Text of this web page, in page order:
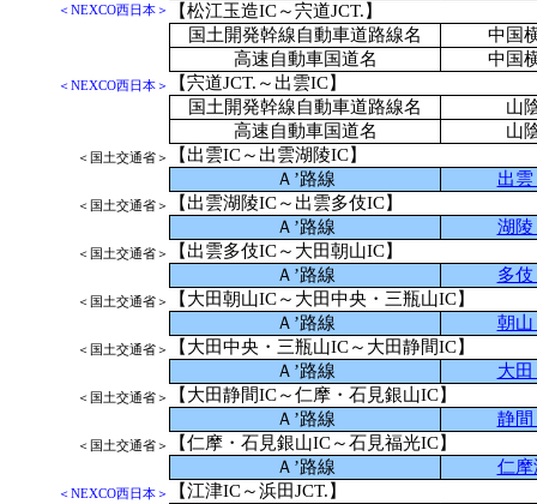
＜NEXCO西日本＞
【松江玉造IC～宍道JCT.】
国土開発幹線自動車道路線名
中国
高速自動車国道名
中国
＜NEXCO西日本＞
【宍道JCT.～出雲IC】
国土開発幹線自動車道路線名
山
高速自動車国道名
山
＜国土交通省＞ 【出雲IC～出雲湖陵IC】
Ａ’路線
出
＜国土交通省＞ 【出雲湖陵IC～ 出雲多伎IC】
Ａ’路線
湖陵
＜国土交通省＞ 【出雲多伎IC～大田朝山IC】
Ａ’路線
多
＜国土交通省＞
【大田朝山IC～大田中央・三瓶山IC】
Ａ’路線
朝山
＜国土交通省＞
【大田中央・三瓶山IC～大田静間IC】
Ａ’路線
大
＜国土交通省＞
【大田静間IC～仁摩・石見銀山IC】
Ａ’路線
静間
＜国土交通省＞
【仁摩・石見銀山IC～石見福光IC】
Ａ’路線
仁摩
＜NEXCO西日本＞
【江津IC～浜田JCT.】